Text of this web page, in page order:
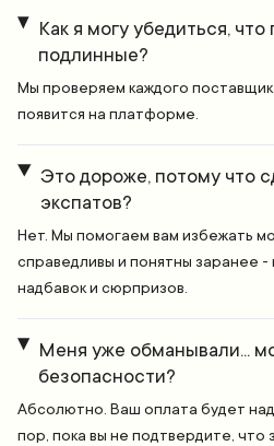
Как я могу убедиться,
подлинные?
Мы проверяем каждого
появится на платформе.
Это дороже, потому что
экспатов?
Нет. Мы помогаем вам избежать
справедливы и понятны заранее -
надбавок и сюрпризов.
Меня уже обманывали...
безопасности?
Абсолютно. Ваш оплата будет
пор, пока вы не подтвердите, что